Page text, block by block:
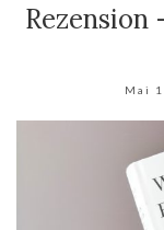
Rezension
Mai